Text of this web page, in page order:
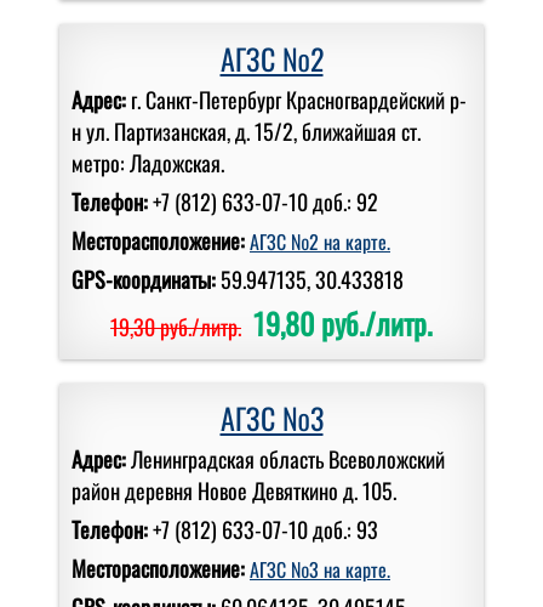
АГЗС №2
Адрес:г. Санкт-Петербург Красногвардейский р-
н ул. Партизанская, д. 15/2, ближайшая ст.
метро: Ладожская.
Телефон:+7 (812) 633-07-10 доб.: 92
Месторасположение:АГЗС №2 на карте.
GPS-координаты:59.947135, 30.433818
19,30 руб./литр. 19,80 руб./литр.
АГЗС №3
Адрес:Ленинградская область Всеволожский
район деревня Новое Девяткино д. 105.
Телефон:+7 (812) 633-07-10 доб.: 93
Месторасположение:АГЗС №3 на карте.